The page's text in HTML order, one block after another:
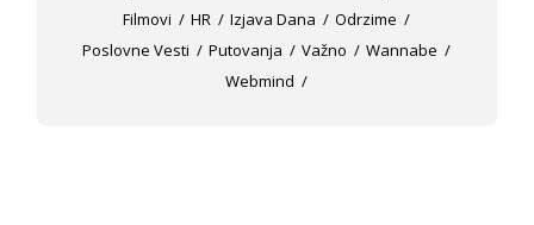
Filmovi
HR Izjava Dana
Odrzime
Poslovne Vesti
Putovanja Važno
Wannabe
Webmind